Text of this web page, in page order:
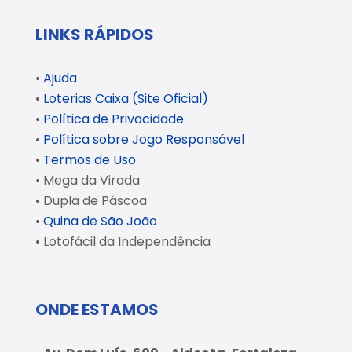
LINKS RÁPIDOS
• Ajuda
• Loterias Caixa (Site Oficial)
• Política de Privacidade
• Política sobre Jogo Responsável
• Termos de Uso
• Mega da Virada
• Dupla de Páscoa
• Quina de São João
• Lotofácil da Independência
ONDE ESTAMOS